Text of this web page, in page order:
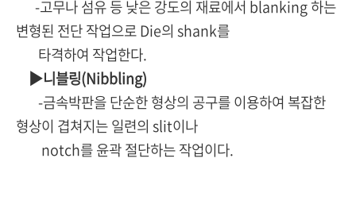
-고무나 섬유 등 낮은 강도의 재료에서 blanking 하는
변형된 전단 작업으로 Die의 shank를
타격하여 작업한다.
▶니블링(Nibbling)
-금속박판을 단순한 형상의 공구를 이용하여 복잡한
형상이 겹쳐지는 일련의 slit이나
notch를 윤곽 절단하는 작업이다.